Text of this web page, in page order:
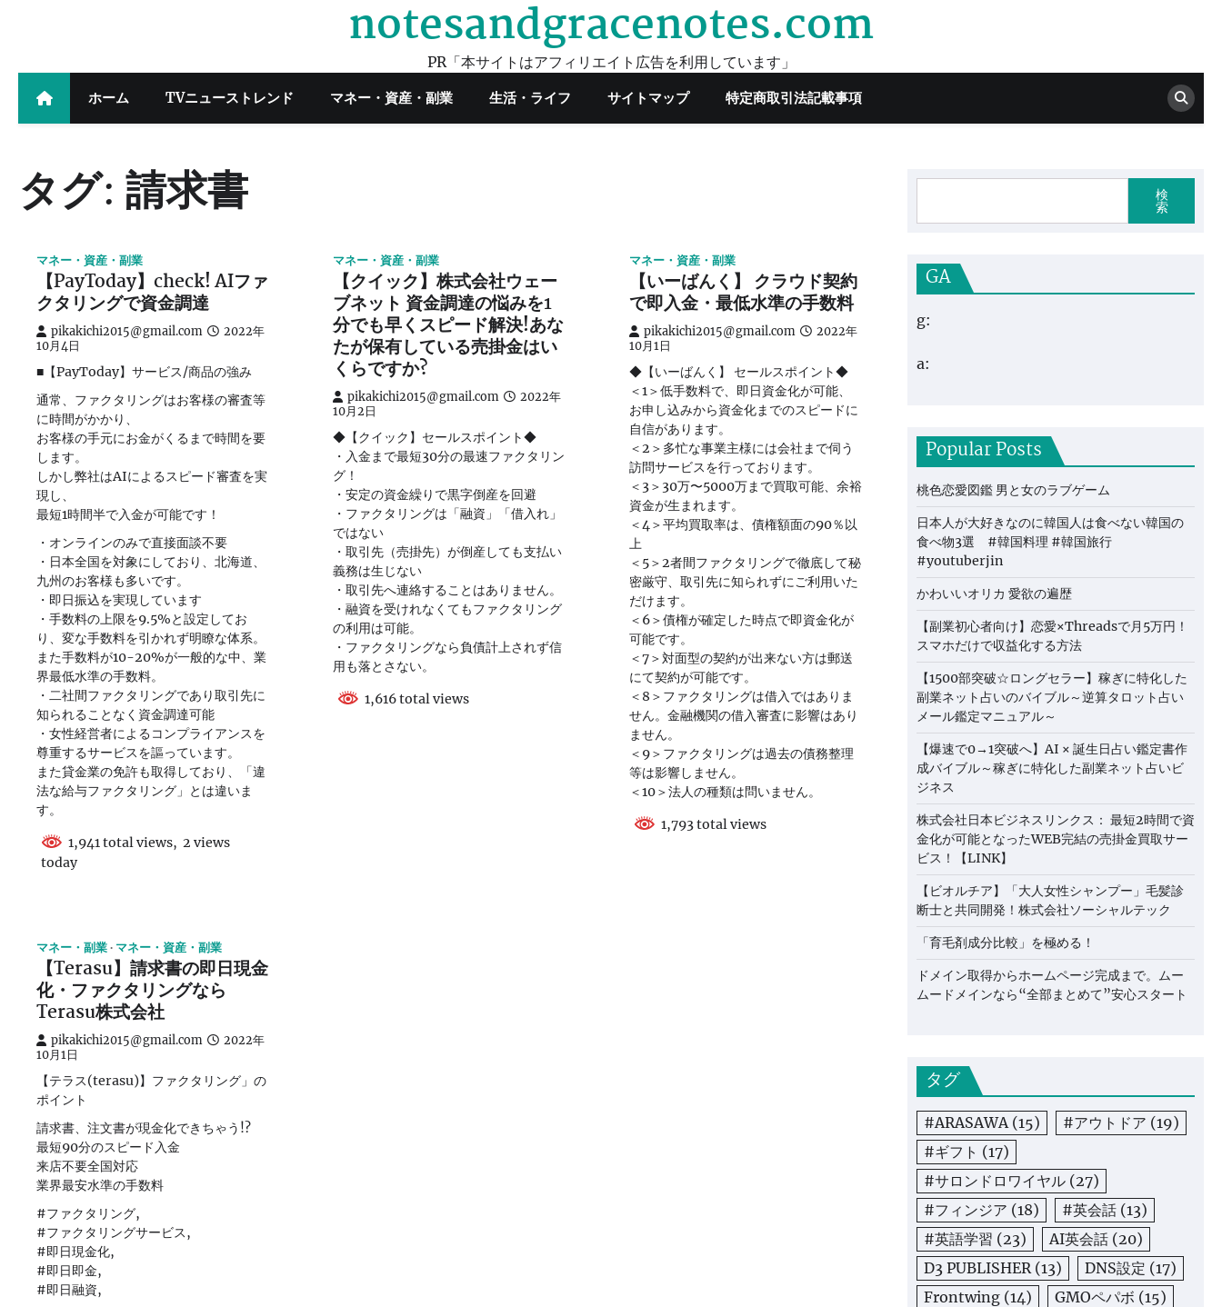
notesandgracenotes.com
PR「本サイトはアフィリエイト広告を利用しています」
ホーム TVニューストレンド マネー・資産・副業 生活・ライフ サイトマップ 特定商取引法記載事項
タグ:請求書
マネー・資産・副業
【PayToday】check! AIファ
クタリングで資金調達
pikakichi2015@gmail.com
2022年
10月4日
■【PayToday】サービス/商品の強み
通常、ファクタリングはお客様の審査等
に時間がかかり、
お客様の手元にお金がくるまで時間を要
します。
しかし弊社はAIによるスピード審査を実
現し、
最短1時間半で入金が可能です！
・オンラインのみで直接面談不要
・日本全国を対象にしており、北海道、
九州のお客様も多いです。
・即日振込を実現しています
・手数料の上限を9.5%と設定してお
り、変な手数料を引かれず明瞭な体系。
また手数料が10-20%が一般的な中、業
界最低水準の手数料。
・二社間ファクタリングであり取引先に
知られることなく資金調達可能
・女性経営者によるコンプライアンスを
尊重するサービスを謳っています。
また貸金業の免許も取得しており、「違
法な給与ファクタリング」とは違いま
す。
1,941 total views, 2 views
today
マネー・資産・副業
【クイック】株式会社ウェー
ブネット 資金調達の悩みを1
分でも早くスピード解決!あな
たが保有している売掛金はい
くらですか?
pikakichi2015@gmail.com
2022年
10月2日
◆【クイック】セールスポイント◆
・入金まで最短30分の最速ファクタリン
グ！
・安定の資金繰りで黒字倒産を回避
・ファクタリングは「融資」「借入れ」
ではない
・取引先（売掛先）が倒産しても支払い
義務は生じない
・取引先へ連絡することはありません。
・融資を受けれなくてもファクタリング
の利用は可能。
・ファクタリングなら負債計上されず信
用も落とさない。
1,616 total views
マネー・資産・副業
【いーばんく】 クラウド契約
で即入金・最低水準の手数料
pikakichi2015@gmail.com
2022年
10月1日
◆【いーばんく】 セールスポイント◆
＜1＞低手数料で、即日資金化が可能、
お申し込みから資金化までのスピードに
自信があります。
＜2＞多忙な事業主様には会社まで伺う
訪問サービスを行っております。
＜3＞30万〜5000万まで買取可能、余裕
資金が生まれます。
＜4＞平均買取率は、債権額面の90％以
上
＜5＞2者間ファクタリングで徹底して秘
密厳守、取引先に知られずにご利用いた
だけます。
＜6＞債権が確定した時点で即資金化が
可能です。
＜7＞対面型の契約が出来ない方は郵送
にて契約が可能です。
＜8＞ファクタリングは借入ではありま
せん。金融機関の借入審査に影響はあり
ません。
＜9＞ファクタリングは過去の債務整理
等は影響しません。
＜10＞法人の種類は問いません。
1,793 total views
マネー・副業 マネー・資産・副業
【Terasu】請求書の即日現金
化・ファクタリングなら
Terasu株式会社
pikakichi2015@gmail.com
2022年
10月1日
【テラス(terasu)】ファクタリング」の
ポイント
請求書、注文書が現金化できちゃう!?
最短90分のスピード入金
来店不要全国対応
業界最安水準の手数料
#ファクタリング,
#ファクタリングサービス,
#即日現金化,
#即日即金,
#即日融資,
検
索
GA
g:
a:
Popular Posts
桃色恋愛図鑑 男と女のラブゲーム
日本人が大好きなのに韓国人は食べない韓国の
食べ物3選 #韓国料理 #韓国旅行
#youtuberjin
かわいいオリカ 愛欲の遍歴
【副業初心者向け】恋愛×Threadsで月5万円！
スマホだけで収益化する方法
【1500部突破☆ロングセラー】稼ぎに特化した
副業ネット占いのバイブル～逆算タロット占い
メール鑑定マニュアル～
【爆速で0→1突破へ】AI × 誕生日占い鑑定書作
成バイブル～稼ぎに特化した副業ネット占いビ
ジネス
株式会社日本ビジネスリンクス： 最短2時間で資
金化が可能となったWEB完結の売掛金買取サー
ビス！【LINK】
【ビオルチア】「大人女性シャンプー」毛髪診
断士と共同開発！株式会社ソーシャルテック
「育毛剤成分比較」を極める！
ドメイン取得からホームページ完成まで。ムー
ムードメインなら“全部まとめて”安心スタート
タグ
#ARASAWA(15) #アウトドア (19)
#ギフト (17)
#サロンドロワイヤル (27)
#フィンジア (18) #英会話 (13)
#英語学習 (23) AI英会話 (20)
D3 PUBLISHER(13) DNS設定 (17)
Frontwing (14) GMOペパボ (15)